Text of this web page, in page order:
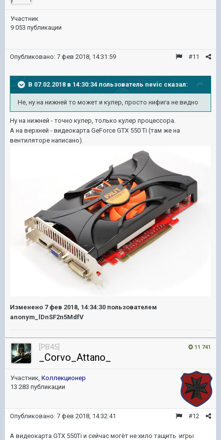
Участник
9 053 публикации
#11
Опубликовано: 7 фев 2018, 14:31:59
В 07.02.2018 в 14:30:34 пользователь nevic сказал:
Не, ну на нижней то может и кулер, просто нифига не видно
Ну на нижней - точно кулер, только кулер процессора.
А на верхней - видеокарта GeForce GTX 550 Ti (там же на
вентиляторе написано).
Изменено 7 фев 2018, 14:34:30 пользователем
anonym_lDnSF2n5MdfV
11 741
[PB45]
_Corvo_Attano_
Участник, Коллекционер
13 283 публикации
#12
Опубликовано: 7 фев 2018, 14:32:41
А видеокарта GTX 550Ti и сейчас могёт не хило тащить игры